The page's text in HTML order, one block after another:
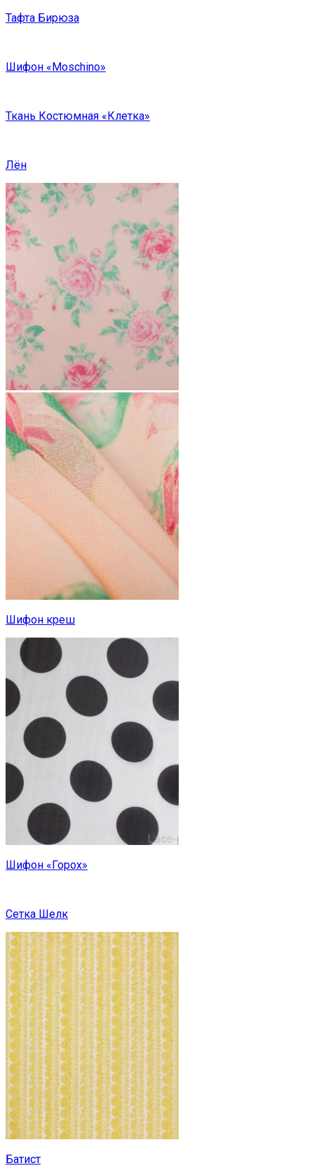
Тафта Бирюза
Шифон «Moschino»
Ткань Костюмная «Клетка»
Лён
Шифон креш
Шифон «Горох»
Сетка Шелк
Батист